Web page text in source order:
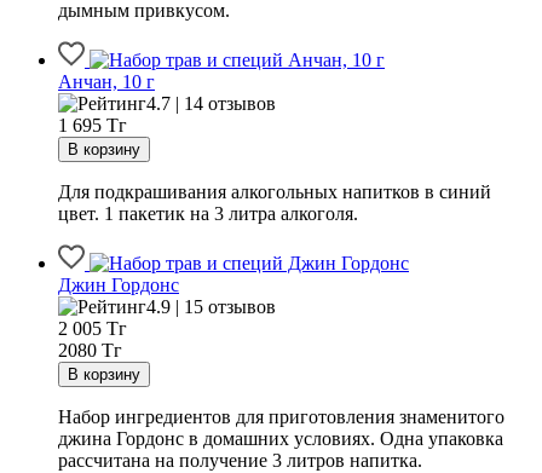
дымным привкусом.
Анчан, 10 г
4.7 | 14 отзывов
1 695 Тг
Для подкрашивания алкогольных напитков в синий
цвет. 1 пакетик на 3 литра алкоголя.
Джин Гордонс
4.9 | 15 отзывов
2 005 Тг
2080 Тг
Набор ингредиентов для приготовления знаменитого
джина Гордонс в домашних условиях. Одна упаковка
рассчитана на получение 3 литров напитка.